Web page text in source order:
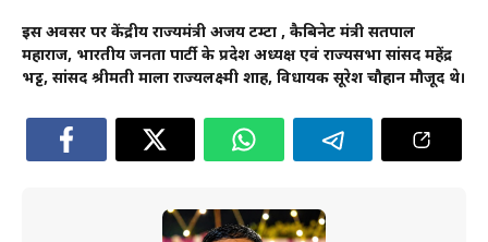
इस अवसर पर केंद्रीय राज्यमंत्री अजय टम्टा , कैबिनेट मंत्री सतपाल
महाराज, भारतीय जनता पार्टी के प्रदेश अध्यक्ष एवं राज्यसभा सांसद महेंद्र
भट्ट, सांसद श्रीमती माला राज्यलक्ष्मी शाह, विधायक सूरेश चौहान मौजूद थे।